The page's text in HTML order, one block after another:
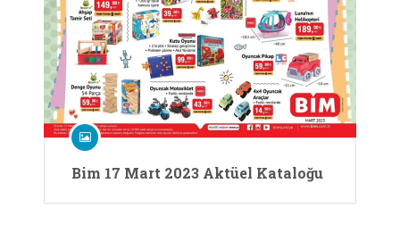
Bim 17 Mart 2023 Aktüel Kataloğu